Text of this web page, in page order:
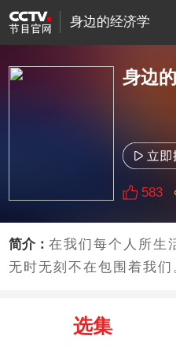
身边的经济学
身边
583
简介：在我们每个人所生
无时无刻不在包围着我
选集